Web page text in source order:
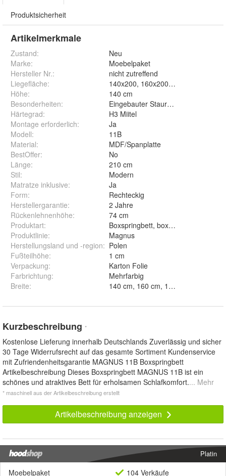
Produktsicherheit
Artikelmerkmale
Zustand:
Neu
Marke:
Moebelpaket
Hersteller Nr.:
nicht zutreffend
Liegefläche:
140x200, 160x200, 180x200,
Höhe:
140 cm
Besonderheiten:
Eingebauter Stauraum unter dem
Härtegrad:
H3 Miitel
Montage erforderlich:
Ja
Modell:
11B
Material:
MDF/Spanplatte
BestOffer:
No
Länge:
210 cm
Stil:
Modern
Matratze inklusive:
Ja
Form:
Rechteckig
Herstellergarantie:
2 Jahre
Rückenlehnenhöhe:
74 cm
Produktart:
Boxspringbett, boxspringbet
Produktlinie:
Magnus
Herstellungsland und -region: Polen
Fußteilhöhe:
1 cm
Verpackung:
Karton Folie
Farbrichtung:
Mehrfarbig
Breite:
Kurzbeschreibung *
Kostenlose Lieferung innerhalb Deutschlands Zuverlässig und sicher
30 Tage Widerrufsrecht auf das gesamte Sortiment Kundenservice
mit Zufriendenheitsgarantie MAGNUS 11B Boxspringbett
Artikelbeschreibung Dieses Boxspringbett MAGNUS 11B ist ein
schönes und atraktives Bett für erholsamen Schlafkomfort.... Mehr
* maschinell aus der Artikelbeschreibung erstellt
Artikelbeschreibung anzeigen
Platin
Moebelpaket
104 Verkäufe